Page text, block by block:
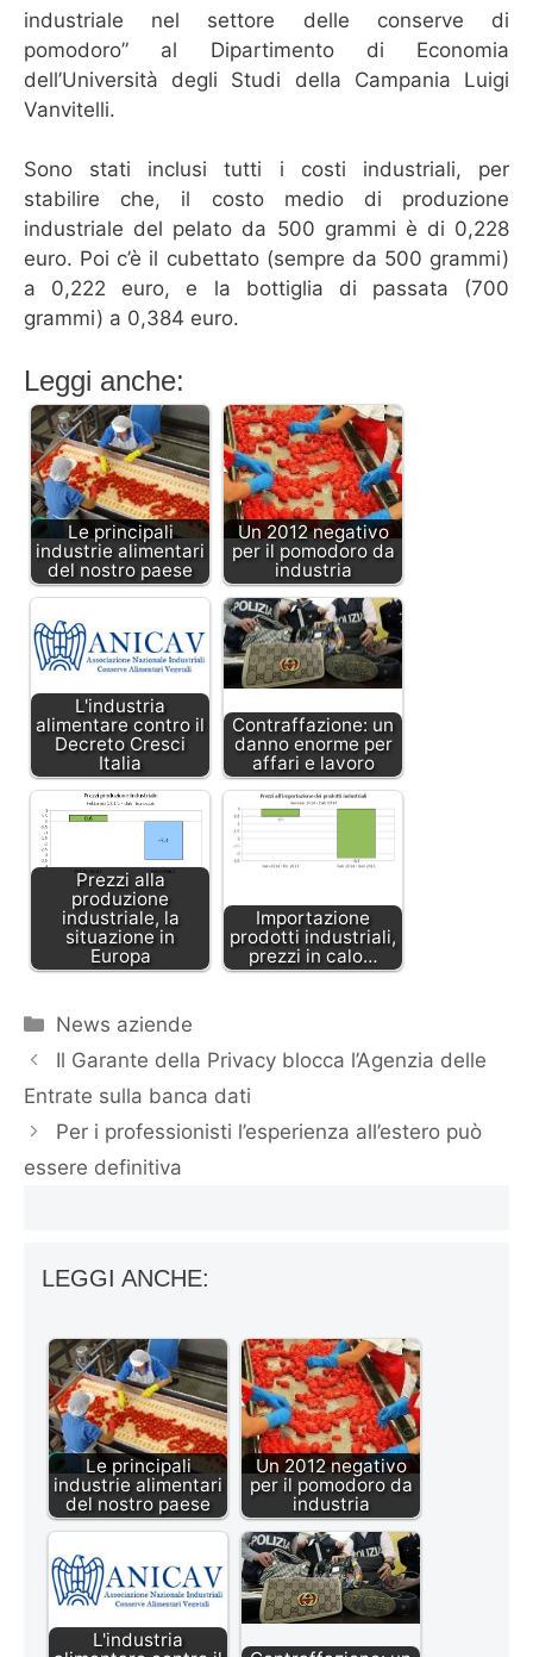
industriale nel settore delle conserve di
pomodoro” al Dipartimento di Economia
dell’Università degli Studi della Campania Luigi
Vanvitelli.
Sono stati inclusi tutti i costi industriali, per
stabilire che, il costo medio di produzione
industriale del pelato da 500 grammi è di 0,228
euro. Poi c’è il cubettato (sempre da 500 grammi)
a 0,222 euro, e la bottiglia di passata (700
grammi) a 0,384 euro.
Leggi anche:
Le principali
industrie alimentari
del nostro paese
Un 2012 negativo
per il pomodoro da
industria
L'industria
alimentare contro il
Decreto Cresci
Italia
Contraffazione: un
danno enorme per
affari e lavoro
Prezzi alla
produzione
industriale, la
situazione in
Europa
Importazione
prodotti industriali,
prezzi in calo…
Categorie
News aziende
Il Garante della Privacy blocca l’Agenzia delle
Entrate sulla banca dati
Per i professionisti l’esperienza all’estero può
essere definitiva
LEGGI ANCHE:
Le principali
industrie alimentari
del nostro paese
Un 2012 negativo
per il pomodoro da
industria
L'industria